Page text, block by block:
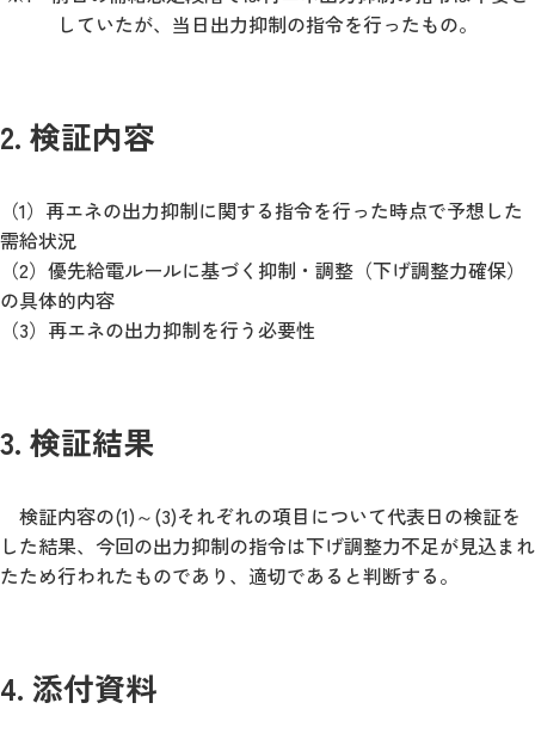
していたが、当日出力抑制の指令を行ったもの。
2. 検証内容
（1）再エネの出力抑制に関する指令を行った時点で予想した
需給状況
（2）優先給電ルールに基づく抑制・調整（下げ調整力確保）
の具体的内容
（3）再エネの出力抑制を行う必要性
3. 検証結果
検証内容の(1)～(3)それぞれの項目について代表日の検証を
した結果、今回の出力抑制の指令は下げ調整力不足が見込まれ
たため行われたものであり、適切であると判断する。
4. 添付資料